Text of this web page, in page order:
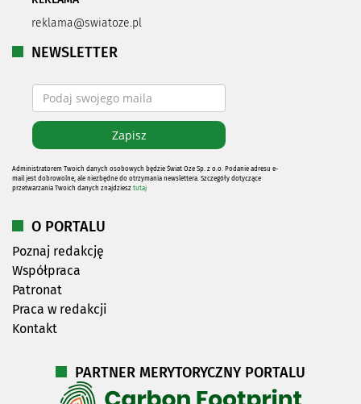
reklama@swiatoze.pl
NEWSLETTER
Administratorem Twoich danych osobowych będzie Świat Oze Sp. z o.o. Podanie adresu e-
mail jest dobrowolne, ale niezbędne do otrzymania newslettera. Szczegóły dotyczące
przetwarzania Twoich danych znajdziesz tutaj
O PORTALU
Poznaj redakcję
Współpraca
Patronat
Praca w redakcji
Kontakt
PARTNER MERYTORYCZNY PORTALU